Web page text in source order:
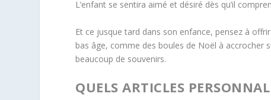
L’enfant se sentira aimé et désiré dès qu’il
Et ce jusque tard dans son enfance, pensez à
bas âge, comme des boules de Noël à accrocher
beaucoup de souvenirs.
QUELS ARTICLES